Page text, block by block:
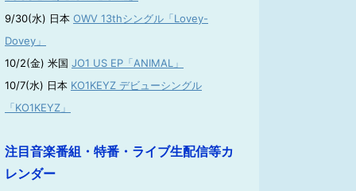
9/30(水) 日本 OWV 13thシングル「Lovey-
Dovey」
10/2(金) 米国 JO1 US EP「ANIMAL」
10/7(水) 日本 KO1KEYZ デビューシングル
「KO1KEYZ」
注目音楽番組・特番・ライブ生配信等カ
レンダー